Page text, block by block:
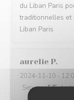
du Liban Paris
traditionnelles et
Liban Paris
aurelie P
2024-11-10 -
Service:5/5